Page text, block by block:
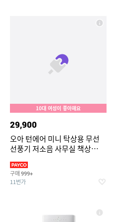
10대 여성이 좋아해요
29,900
오아 턴에어 미니 탁상용 무선
선풍기 저소음 사무실 책상
우회전 BLDC 서큘레이터
구매 999+
11번가